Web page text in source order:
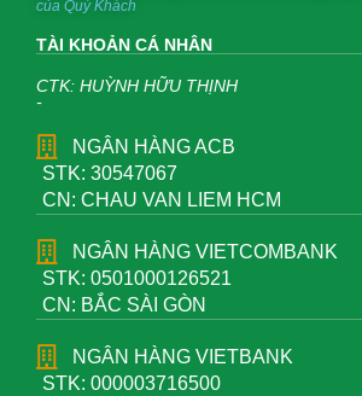
của Quý Khách
TÀI KHOẢN CÁ NHÂN
CTK: HUỲNH HỮU THỊNH
-
NGÂN HÀNG ACB
STK: 30547067
CN: CHAU VAN LIEM HCM
NGÂN HÀNG VIETCOMBANK
STK: 0501000126521
CN: BẮC SÀI GÒN
NGÂN HÀNG VIETBANK
STK: 000003716500